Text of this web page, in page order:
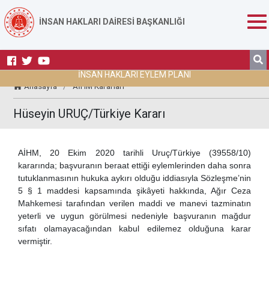
İNSAN HAKLARI DAİRESİ BAŞKANLIĞI
İNSAN HAKLARI EYLEM PLANI
Anasayfa / AİHM Kararları
Hüseyin URUÇ/Türkiye Kararı
AİHM, 20 Ekim 2020 tarihli Uruç/Türkiye (39558/10)
kararında; başvuranın beraat ettiği eylemlerinden daha sonra
tutuklanmasının hukuka aykırı olduğu iddiasıyla Sözleşme’nin
5 § 1 maddesi kapsamında şikâyeti hakkında, Ağır Ceza
Mahkemesi tarafından verilen maddi ve manevi tazminatın
yeterli ve uygun görülmesi nedeniyle başvuranın mağdur
sıfatı olamayacağından kabul edilemez olduğuna karar
vermiştir.